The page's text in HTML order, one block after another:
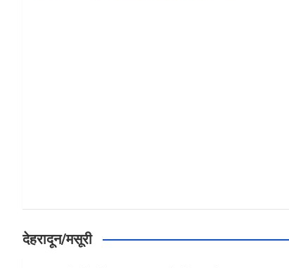
देहरादून/मसूरी